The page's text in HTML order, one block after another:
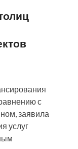
с
заявила
услуг